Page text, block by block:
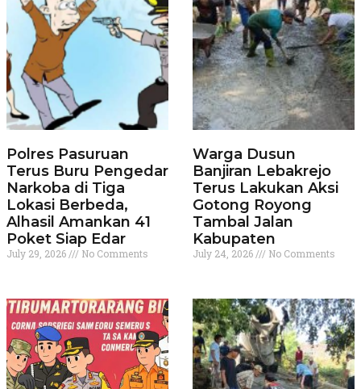
Polres Pasuruan
Terus Buru Pengedar
Narkoba di Tiga
Lokasi Berbeda,
Alhasil Amankan 41
Poket Siap Edar
July 29, 2026 No Comments
Warga Dusun
Banjiran Lebakrejo
Terus Lakukan Aksi
Gotong Royong
Tambal Jalan
Kabupaten
July 24, 2026 No Comments